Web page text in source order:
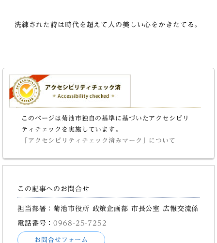
洗練された詩は時代を超えて人の美しい心をかきたてる。
このページは菊池市独自の基準に基づいたアクセシビリ
ティチェックを実施しています。
「アクセシビリティチェック済みマーク」について
この記事へのお問合せ
担当部署：菊池市役所 政策企画部 市長公室 広報交流係
電話番号：0968-25-7252
お問合せフォーム